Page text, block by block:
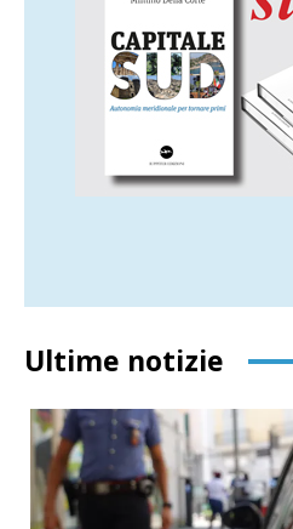
Ultime notizie